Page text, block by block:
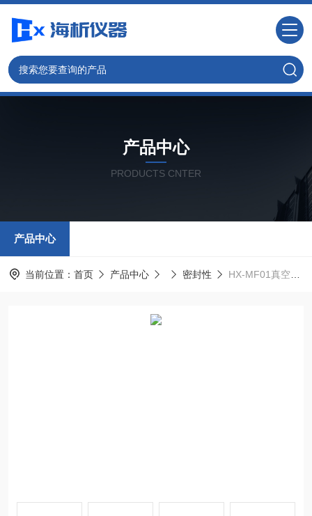
产品中心
PRODUCTS CNTER
产品中心
当前位置： 首页 产品中心 密封性 HX-MF01真空密封性测试仪